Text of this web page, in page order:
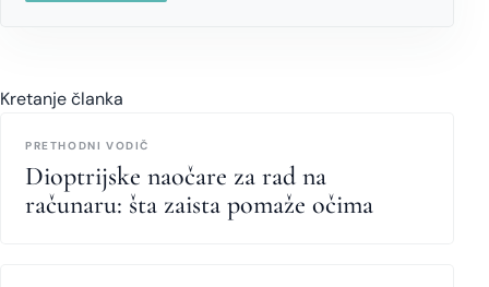
Kretanje članka
PRETHODNI VODIČ
Dioptrijske naočare za rad na
računaru: šta zaista pomaže očima